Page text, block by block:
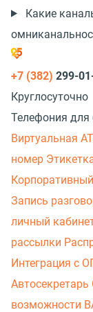
Какие
+7 (382) 299-
Круглосуточно
Телефония для
Виртуальная
номер
Запись
личный
рассылки
Интеграция с
Автосекретарь
возможности